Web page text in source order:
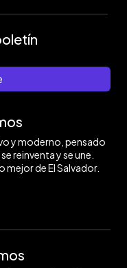
y moderno, pensado
reinventa y se une.
de El Salvador.